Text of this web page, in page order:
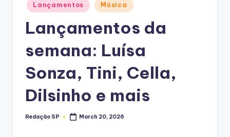
Posted
in
Lançamentos Música
Lançamentos da
semana: Luísa
Sonza, Tini, Cella,
Dilsinho e mais
Posted
Redação SP March 20, 2026